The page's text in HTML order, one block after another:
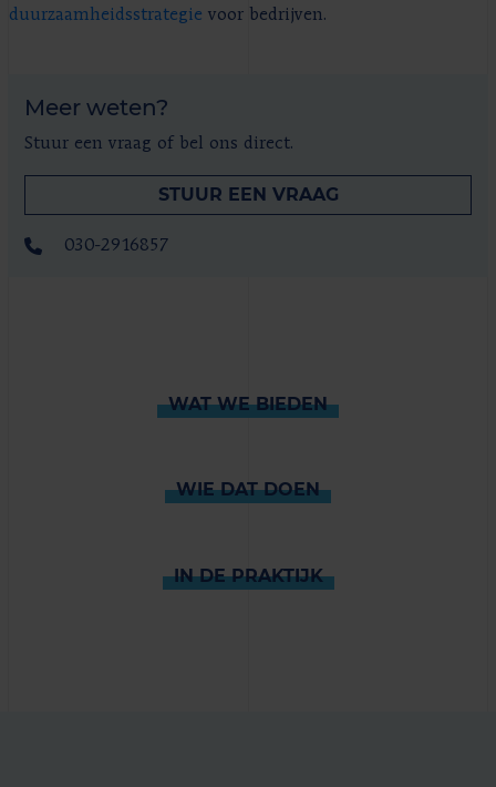
duurzaamheidsstrategie voor bedrijven.
Meer weten?
Stuur een vraag of bel ons direct.
STUUR EEN VRAAG
030-2916857
WAT WE BIEDEN
WIE DAT DOEN
IN DE PRAKTIJK